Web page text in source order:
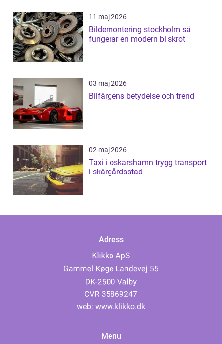
11 maj 2026
Bildemontering stockholm så
fungerar en modern bilskrot
03 maj 2026
Bilfärgens betydelse och trend
02 maj 2026
Taxi i oskarshamn trygg transport
i skärgårdsstad
Adress
web: www.klikko.dk
Menu